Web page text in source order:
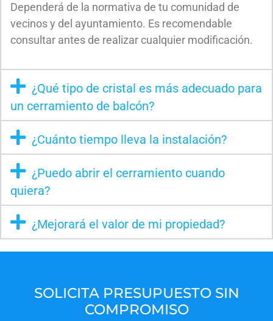
Dependerá de la normativa de tu comunidad de
vecinos y del ayuntamiento. Es recomendable
consultar antes de realizar cualquier modificación.
¿Qué tipo de cristal es más adecuado para
un cerramiento de balcón?
¿Cuánto tiempo lleva la instalación?
¿Puedo abrir el cerramiento cuando
quiera?
¿Mejorará el valor de mi propiedad?
SOLICITA PRESUPUESTO SIN
COMPROMISO